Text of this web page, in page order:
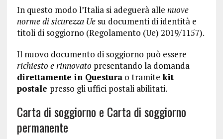
In questo modo l’Italia si adeguerà alle nuove
norme di sicurezza Ue su documenti di identità e
titoli di soggiorno (Regolamento (Ue) 2019/1157).
Il nuovo documento di soggiorno può essere
richiesto e rinnovato presentando la domanda
direttamente in Questurao tramite kit
postale presso gli uffici postali abilitati.
Carta di soggiorno e Carta di soggiorno
permanente